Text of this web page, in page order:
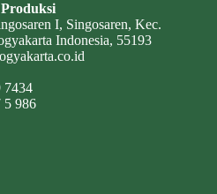
I, Singosaren, Kec.
Indonesia, 55193
7434
5 986